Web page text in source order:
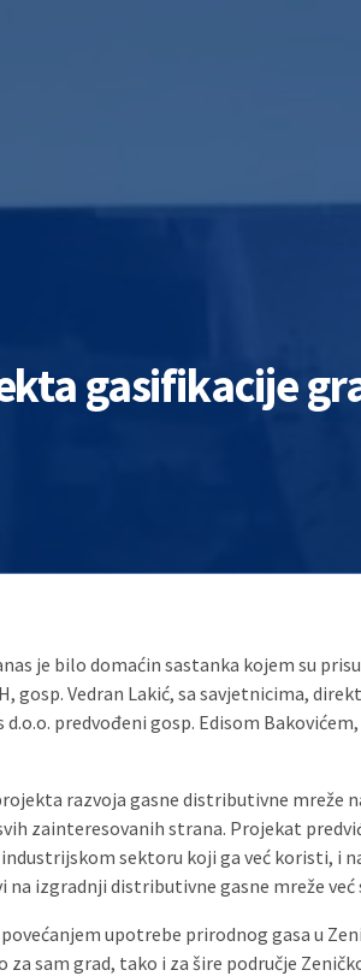
gasifikacije
je bilo domaćin sastanka kojem su
gosp. Vedran Lakić, sa savjetnicima,
d.o.o. predvođeni gosp. Edisom
razvoja gasne distributivne mreže
zainteresovanih strana. Projekat
sektoru koji ga već koristi, i
izgradnji distributivne gasne mreže već
upotrebe prirodnog gasa u
sam grad, tako i za šire područje